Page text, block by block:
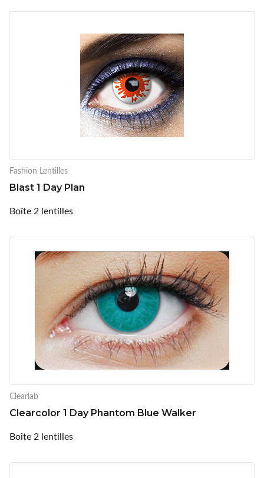
Fashion Lentilles
Blast 1 Day Plan
Boîte 2 lentilles
Clearlab
Clearcolor 1 Day Phantom Blue Walker
Boîte 2 lentilles